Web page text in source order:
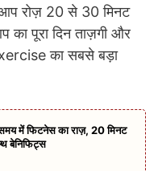
आप रोज़ 20 से 30 मिनट
पूरा दिन ताज़गी और
का सबसे बड़ा
में फिटनेस का राज़, 20 मिनट
बेनिफिट्स